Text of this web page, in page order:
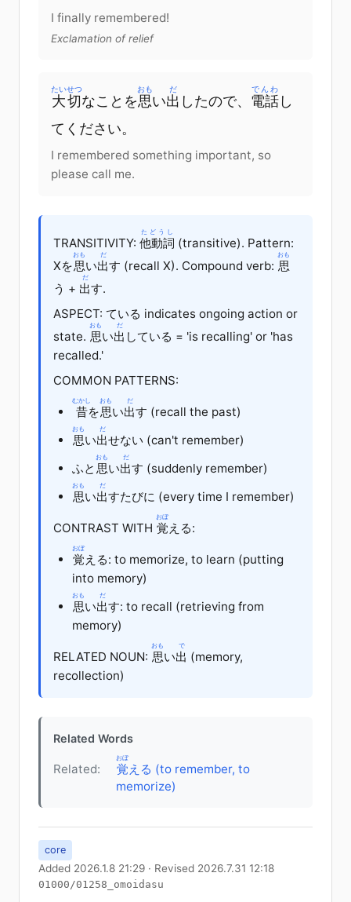
I finally remembered!
Exclamation of relief
大切
たいせつ
なこと を思
おも
い出
だ
したので、 電話
でんわ
し
て ください。
I remembered something important, so
please call me.
TRANSITIVITY: 他動詞
たどうし
(transitive). Pattern:
Xを思
おも
い出
だ
す (recall X). Compound verb: 思
おも
う + 出
だ
す.
ASPECT: ている indicates ongoing action or
state. 思
おも
い出
だ
している = 'is recalling' or 'has
recalled.'
COMMON PATTERNS:
昔
むかし
を思
おも
い出
だ
す (recall the past)
思
おも
い出
だ
せない (can't remember)
ふと 思
おも
い出
だ
す (suddenly remember)
思
おも
い出
だ
すたびに (every time I remember)
CONTRAST WITH 覚
おぼ
える:
覚
おぼ
える: to memorize, to learn (putting
into memory)
思
おも
い出
だ
す: to recall (retrieving from
memory)
RELATED NOUN: 思
おも
い出
で
(memory,
recollection)
Related Words
Related: 覚
おぼ
える (to remember, to
memorize)
core
Added 2026.1.8 21:29 · Revised 2026.7.31 12:18
01000/01258_omoidasu